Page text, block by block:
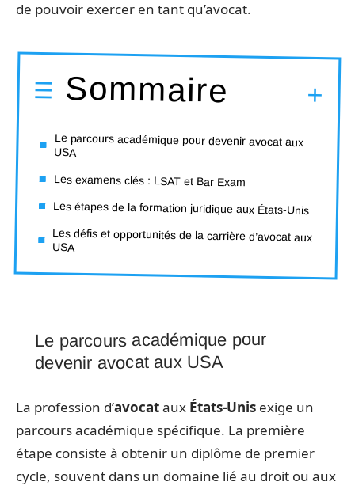
de pouvoir exercer en tant qu’avocat.
Sommaire
Le parcours académique pour devenir avocat aux
USA
Les examens clés : LSAT et Bar Exam
Les étapes de la formation juridique aux États-Unis
Les défis et opportunités de la carrière d’avocat aux
USA
Le parcours académique pour
devenir avocat aux USA
La profession d’avocataux États-Unis exige un
parcours académique spécifique. La première
étape consiste à obtenir un diplôme de premier
cycle, souvent dans un domaine lié au droit ou aux